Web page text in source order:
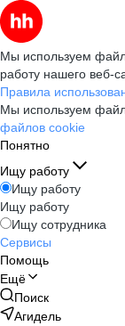
Мы используем
работу нашего веб-
Правила
Мы используем
файлов cookie
Понятно
Ищу работу
Ищу работу
Ищу работу
Ищу сотрудника
Сервисы
Помощь
Ещё
Поиск
Агидель